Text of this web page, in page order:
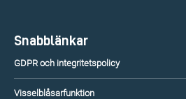
Snabblänkar
GDPR och integritetspolicy
Visselblåsarfunktion